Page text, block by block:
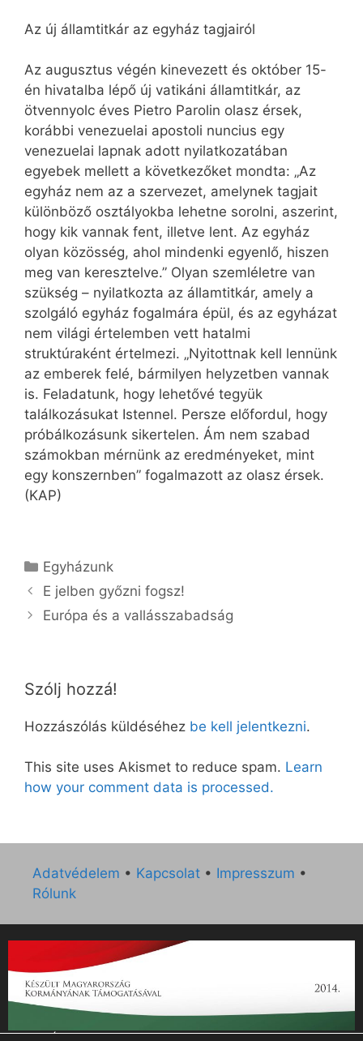
Az új államtitkár az egyház tagjairól
Az augusztus végén kinevezett és október 15-
én hivatalba lépő új vatikáni államtitkár, az
ötvennyolc éves Pietro Parolin olasz érsek,
korábbi venezuelai apostoli nuncius egy
venezuelai lapnak adott nyilatkozatában
egyebek mellett a következőket mondta: „Az
egyház nem az a szervezet, amelynek tagjait
különböző osztályokba lehetne sorolni, aszerint,
hogy kik vannak fent, illetve lent. Az egyház
olyan közösség, ahol mindenki egyenlő, hiszen
meg van keresztelve.” Olyan szemléletre van
szükség – nyilatkozta az államtitkár, amely a
szolgáló egyház fogalmára épül, és az egyházat
nem világi értelemben vett hatalmi
struktúraként értelmezi. „Nyitottnak kell lennünk
az emberek felé, bármilyen helyzetben vannak
is. Feladatunk, hogy lehetővé tegyük
találkozásukat Istennel. Persze előfordul, hogy
próbálkozásunk sikertelen. Ám nem szabad
számokban mérnünk az eredményeket, mint
egy konszernben” fogalmazott az olasz érsek.
(KAP)
Kategória
Egyházunk
E jelben győzni fogsz!
Európa és a vallásszabadság
Szólj hozzá!
Hozzászólás küldéséhez be kell jelentkezni.
This site uses Akismet to reduce spam. Learn
how your comment data is processed.
Adatvédelem • Kapcsolat • Impresszum •
Rólunk